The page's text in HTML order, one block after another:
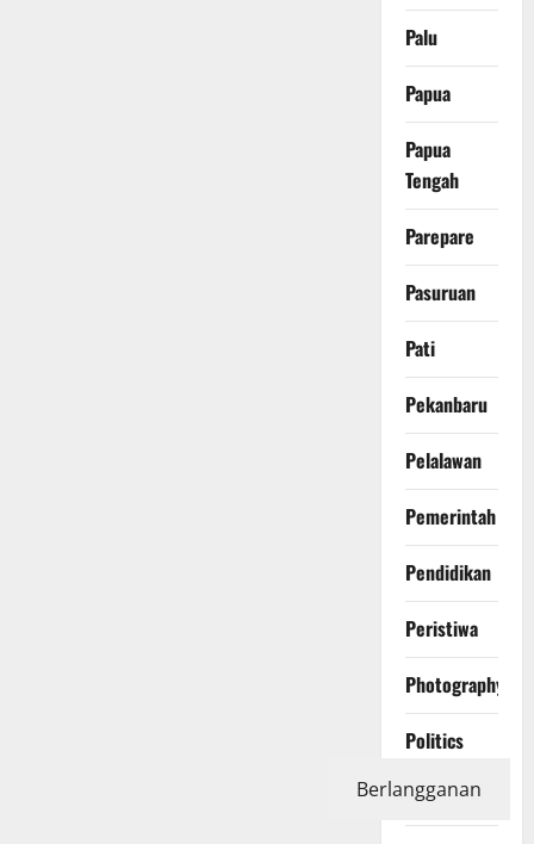
Palu
Papua
Papua
Tengah
Parepare
Pasuruan
Pati
Pekanbaru
Pelalawan
Pemerintah
Pendidikan
Peristiwa
Photography
Politics
Polri
Berlangganan